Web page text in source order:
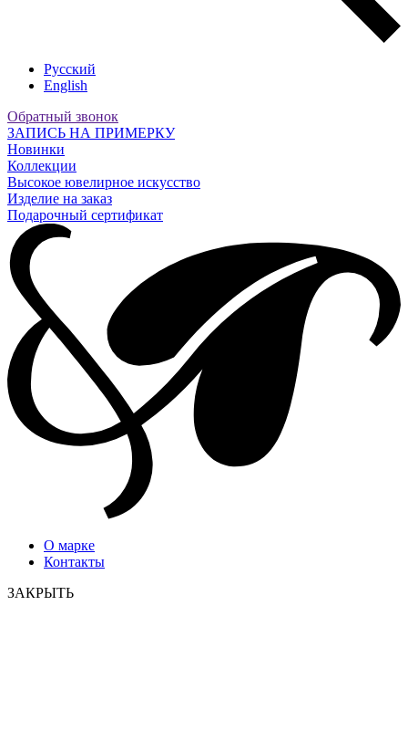
Русский
English
Обратный звонок
ЗАПИСЬ НА ПРИМЕРКУ
Новинки
Коллекции
Высокое ювелирное искусство
Изделие на заказ
Подарочный сертификат
О марке
Контакты
ЗАКРЫТЬ